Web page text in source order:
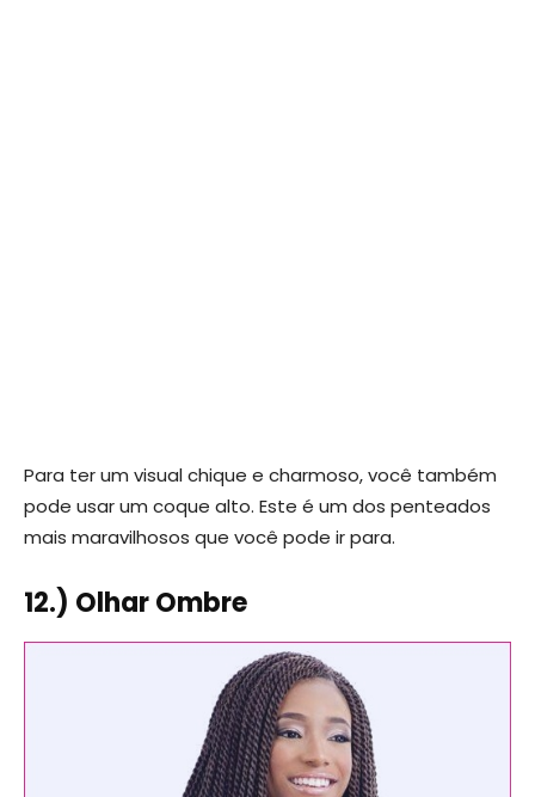
Para ter um visual chique e charmoso, você também
pode usar um coque alto. Este é um dos penteados
mais maravilhosos que você pode ir para.
12.) Olhar Ombre